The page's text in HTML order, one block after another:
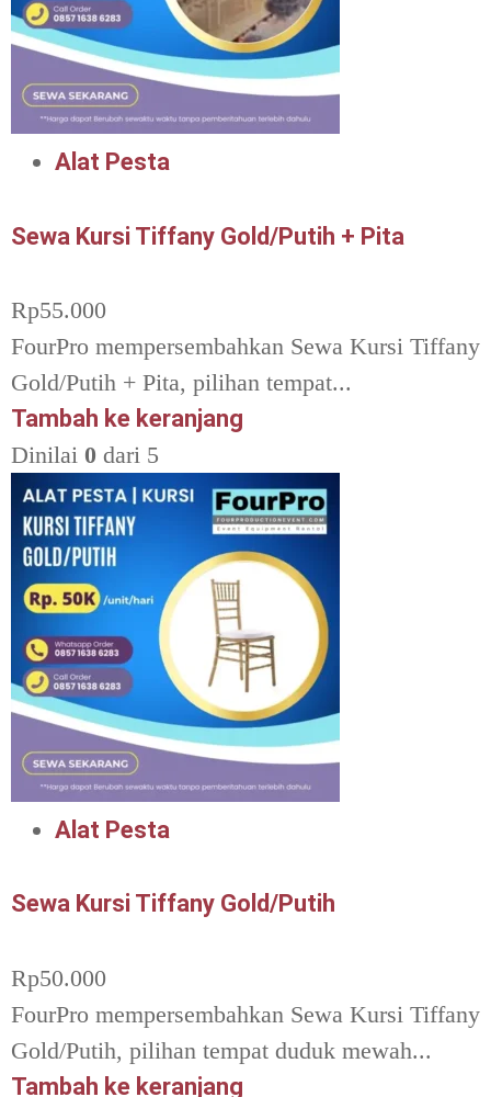
Alat Pesta
Sewa Kursi Tiffany Gold/Putih + Pita
Rp55.000
FourPro mempersembahkan Sewa Kursi Tiffany
Gold/Putih + Pita, pilihan tempat...
Tambah ke keranjang
Dinilai 0 dari 5
Alat Pesta
Sewa Kursi Tiffany Gold/Putih
Rp50.000
FourPro mempersembahkan Sewa Kursi Tiffany
Gold/Putih, pilihan tempat duduk mewah...
Tambah ke keranjang